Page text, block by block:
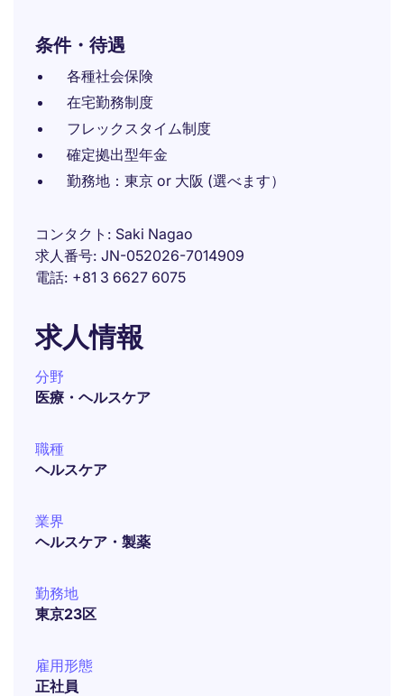
条件・待遇
各種社会保険
在宅勤務制度
フレックスタイム制度
確定拠出型年金
勤務地：東京 or 大阪 (選べます）
コンタクト
Saki Nagao
求人番号 JN-052026-7014909
電話 +81 3 6627 6075
求人情報
分野
医療・ヘルスケア
職種
ヘルスケア
業界
ヘルスケア・製薬
勤務地
東京23区
雇用形態
正社員